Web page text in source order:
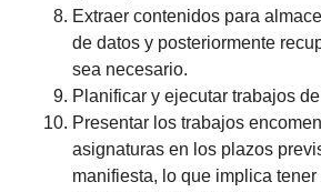
Extraer contenidos para
de datos y posteriormente
sea necesario.
Planificar y ejecutar trabajos
Presentar los trabajos
asignaturas en los plazos
manifiesta, lo que implica tener